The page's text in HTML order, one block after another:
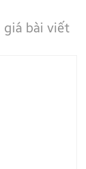
giá bài viết